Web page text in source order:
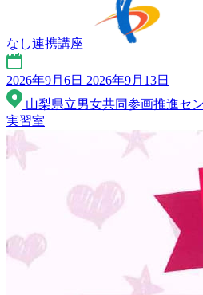
なし連携講座
2026年9月6日 2026年9月13日
山梨県立男女共同参画推進
実習室